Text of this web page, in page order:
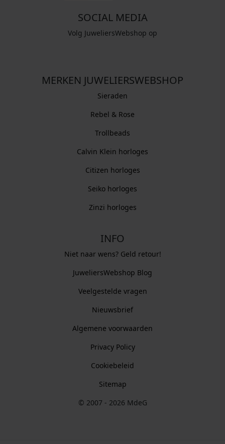
SOCIAL MEDIA
Volg JuweliersWebshop op
MERKEN JUWELIERSWEBSHOP
Sieraden
Rebel & Rose
Trollbeads
Calvin Klein horloges
Citizen horloges
Seiko horloges
Zinzi horloges
INFO
Niet naar wens? Geld retour!
JuweliersWebshop Blog
Veelgestelde vragen
Nieuwsbrief
Algemene voorwaarden
Privacy Policy
Cookiebeleid
Sitemap
© 2007 - 2026 MdeG